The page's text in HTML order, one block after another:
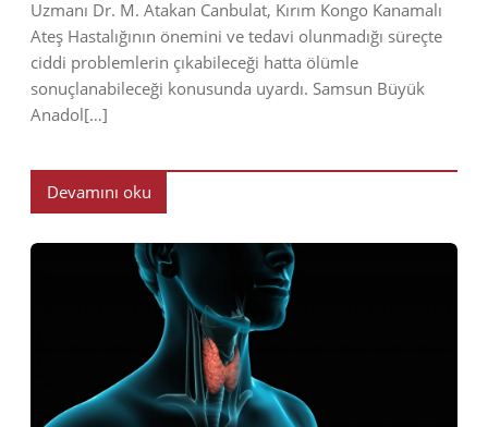
Uzmanı Dr. M. Atakan Canbulat, Kırım Kongo Kanamalı
Ateş Hastalığının önemini ve tedavi olunmadığı süreçte
ciddi problemlerin çıkabileceği hatta ölümle
sonuçlanabileceği konusunda uyardı. Samsun Büyük
Anadol[…]
Devamını oku